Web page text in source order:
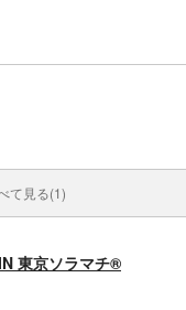
て見る(1)
東京ソラマチ®